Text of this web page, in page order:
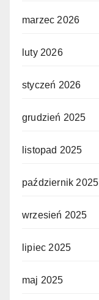
marzec 2026
luty 2026
styczeń 2026
grudzień 2025
listopad 2025
październik 2025
wrzesień 2025
lipiec 2025
maj 2025